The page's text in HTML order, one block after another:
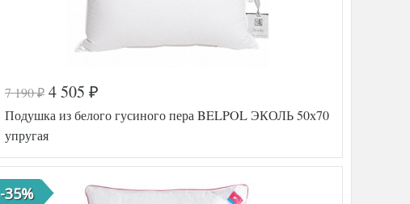
7 190₽ 4 505 ₽
Подушка из белого гусиного пера BELPOL ЭКОЛЬ 50х70
упругая
-35%